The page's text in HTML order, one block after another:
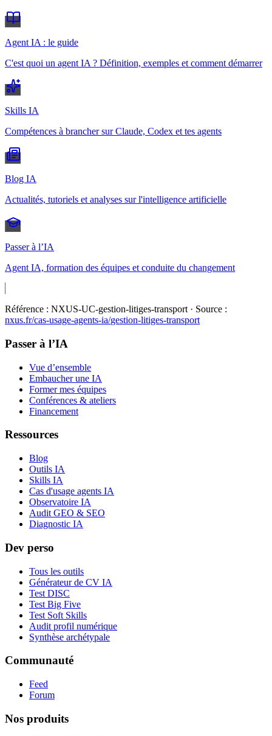
Agent IA : le guide
C'est quoi un agent IA ? Définition, exemples et comment démarrer
Skills IA
Compétences à brancher sur Claude, Codex et tes agents
Blog IA
Actualités, tutoriels et analyses sur l'intelligence artificielle
Passer à l’IA
Agent IA, formation des équipes et conduite du changement
Référence : NXUS-UC-gestion-litiges-transport · Source :
nxus.fr/cas-usage-agents-ia/gestion-litiges-transport
Passer à l’IA
Vue d’ensemble
Embaucher une IA
Former mes équipes
Conférences & ateliers
Financement
Ressources
Blog
Outils IA
Skills IA
Cas d'usage agents IA
Observatoire IA
Audit GEO & SEO
Diagnostic IA
Dev perso
Tous les outils
Générateur de CV IA
Test DISC
Test Big Five
Test Soft Skills
Audit profil numérique
Synthèse archétypale
Communauté
Feed
Forum
Nos produits